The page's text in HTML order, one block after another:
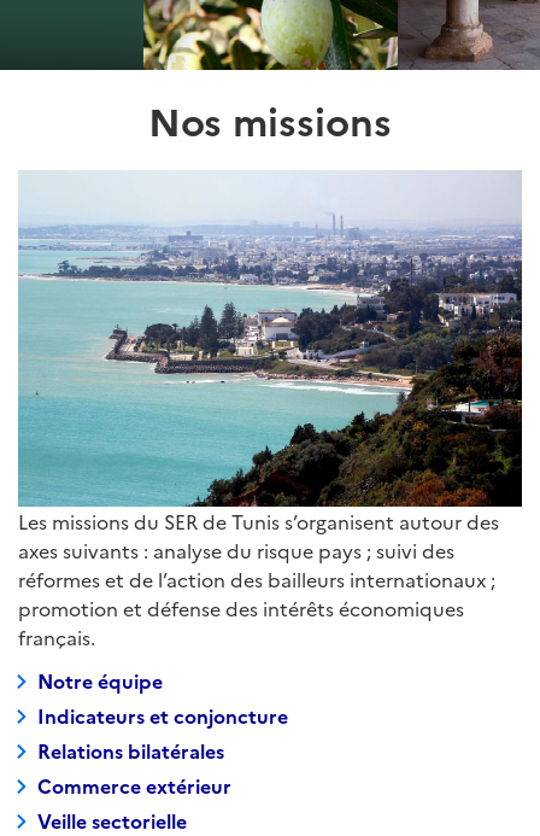
Nos missions
Les missions du SER de Tunis s’organisent autour des
axes suivants : analyse du risque pays ; suivi des
réformes et de l’action des bailleurs internationaux ;
promotion et défense des intérêts économiques
français.
Notre équipe
Indicateurs et conjoncture
Relations bilatérales
Commerce extérieur
Veille sectorielle